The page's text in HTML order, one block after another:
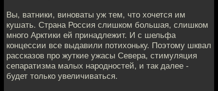
Вы, ватники, виноваты уж тем, что хочется им
кушать. Страна Россия слишком большая, слишком
много Арктики ей принадлежит. И с шельфа
концессии все выдавили потихоньку. Поэтому шквал
рассказов про жуткие ужасы Севера, стимуляция
сепаратизма малых народностей, и так далее -
будет только увеличиваться.